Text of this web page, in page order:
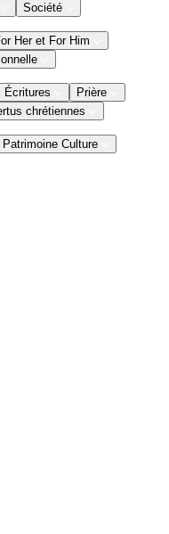
Société
Her et For Him
Écritures
Prière
chrétiennes
Patrimoine Culture